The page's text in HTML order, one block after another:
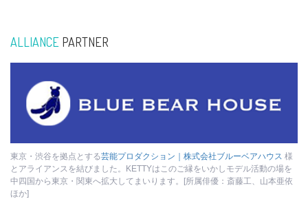
ALLIANCE PARTNER
東京・渋谷を拠点とする芸能プロダクション｜株式会社ブルーベアハウス 様
とアライアンスを結びました。KETTYはこのご縁をいかしモデル活動の場を
中四国から東京・関東へ拡大してまいります。[所属俳優：斎藤工、山本亜依
ほか]